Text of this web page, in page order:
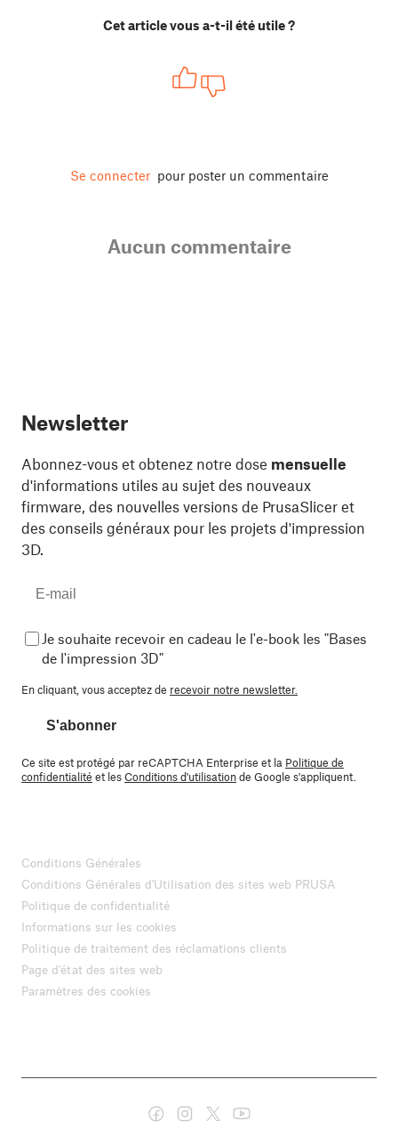
Cet article vous a-t-il été utile ?
Se connecter pour poster un commentaire
Aucun commentaire
Newsletter
Abonnez-vous et obtenez notre dose mensuelle
d'informations utiles au sujet des nouveaux
firmware, des nouvelles versions de PrusaSlicer et
des conseils généraux pour les projets d'impression
3D.
Je souhaite recevoir en cadeau le l'e-book les "Bases
de l'impression 3D"
En cliquant, vous acceptez de recevoir notre newsletter.
S'abonner
Ce site est protégé par reCAPTCHA Enterprise et la Politique de
confidentialité et lesConditions d'utilisationde Google s'appliquent.
Conditions Générales
Conditions Générales d'Utilisation des sites web PRUSA
Politique de confidentialité
Informations sur les cookies
Politique de traitement des réclamations clients
Page d'état des sites web
Paramètres des cookies